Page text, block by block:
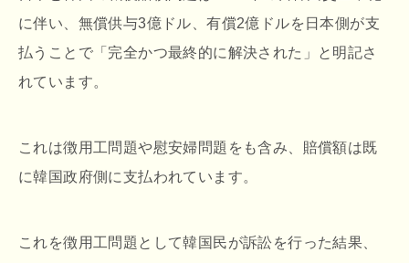
に伴い、無償供与3億ドル、有償2億ドルを日本側が支
払うことで「完全かつ最終的に解決された」と明記さ
れています。
これは徴用工問題や慰安婦問題をも含み、賠償額は既
に韓国政府側に支払われています。
これを徴用工問題として韓国民が訴訟を行った結果、